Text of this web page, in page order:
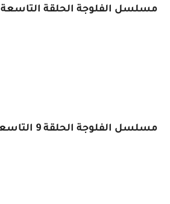
مسلسل الفلوجة الحلقة التاسعة
مسلسل الفلوجة الحلقة 9 التاسعة